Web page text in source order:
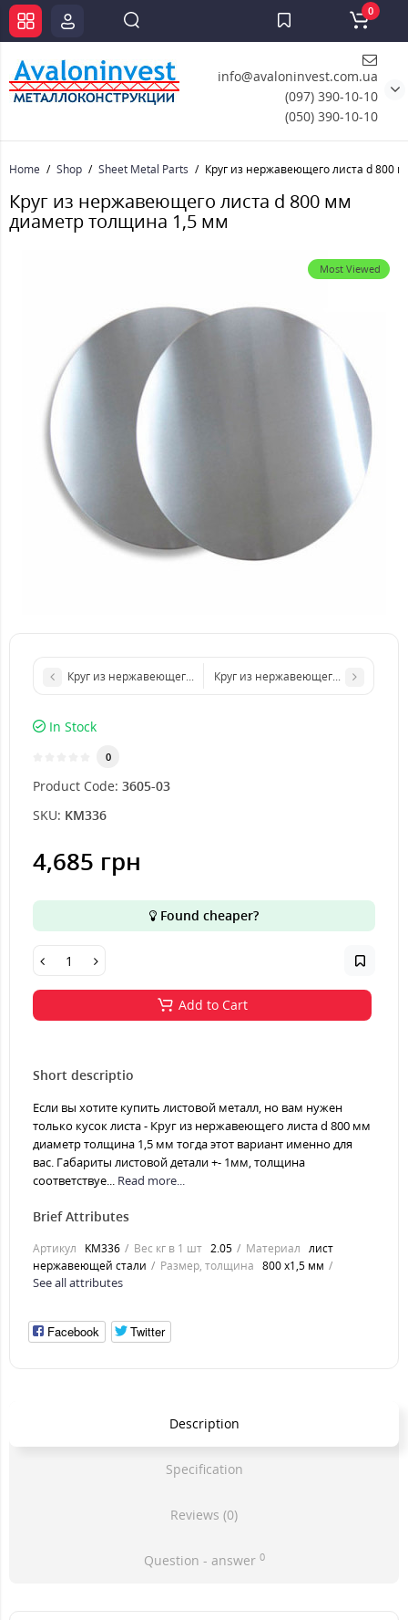
info@avaloninvest.com.ua
(097) 390-10-10
(050) 390-10-10
0
Home Shop Sheet Metal Parts Круг из нержавеющего листа d 800
Круг из нержавеющего листа d 800 мм
диаметр толщина 1,5 мм
Most Viewed
Круг из нержавеющего листа d 500 мм диаметр толщина 1,5
Круг из нержавеющего листа d
In Stock
0
Product Code: 3605-03
SKU: KM336
4,685 грн
Found cheaper?
Add to Cart
Short descriptio
Если вы хотите купить листовой металл, но вам нужен
только кусок листа - Круг из нержавеющего листа d 800 мм
диаметр толщина 1,5 мм тогда этот вариант именно для
вас. Габариты листовой детали +- 1мм, толщина
соответствуе... Read more...
Brief Attributes
Артикул KM336 Вес кг в 1 шт 2.05 Материал лист
нержавеющей стали
Размер, толщина 800 х1,5 мм
See all attributes
Facebook Twitter
Description
Specification
Reviews (0)
Question - answer 0